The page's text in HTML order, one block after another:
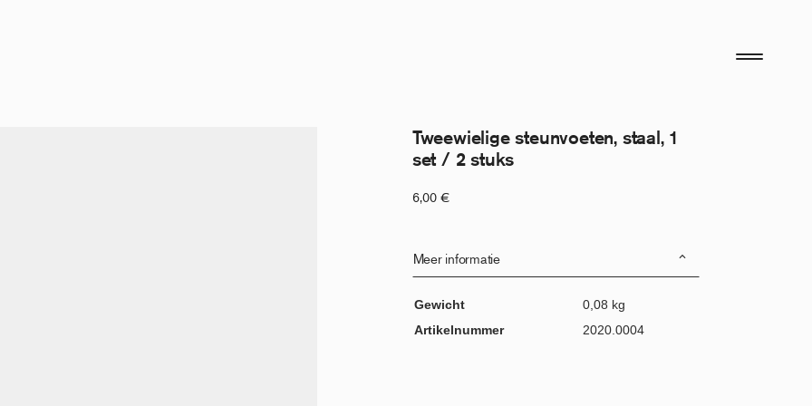
Tweewielige steunvoeten, staal, 1
set / 2 stuks
6,00 €
Meer informatie
Gewicht
0,08 kg
Artikelnummer
2020.0004